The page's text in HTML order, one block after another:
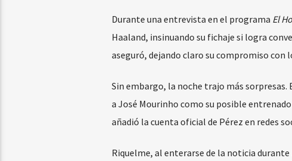
Durante una entrevista en el programa El
Haaland, insinuando su fichaje si logra
aseguró, dejando claro su compromiso con
Sin embargo, la noche trajo más
a José Mourinho como su posible
añadió la cuenta oficial de Pérez en redes
Riquelme, al enterarse de la noticia